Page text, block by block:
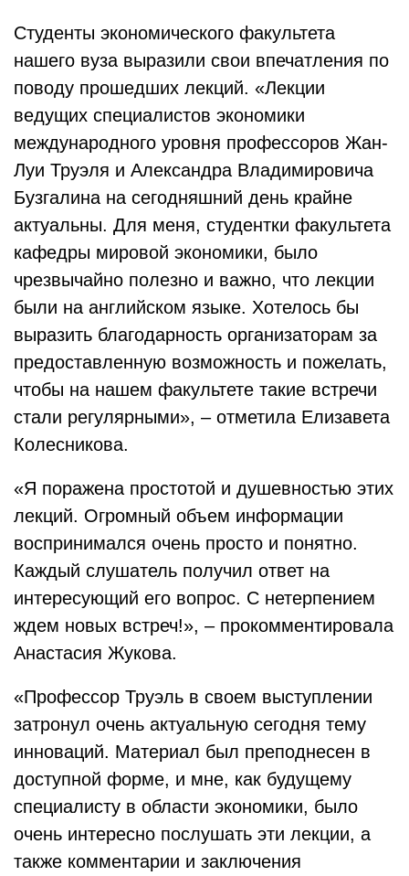
Студенты экономического факультета
нашего вуза выразили свои впечатления по
поводу прошедших лекций. «Лекции
ведущих специалистов экономики
международного уровня профессоров Жан-
Луи Труэля и Александра Владимировича
Бузгалина на сегодняшний день крайне
актуальны. Для меня, студентки факультета
кафедры мировой экономики, было
чрезвычайно полезно и важно, что лекции
были на английском языке. Хотелось бы
выразить благодарность организаторам за
предоставленную возможность и пожелать,
чтобы на нашем факультете такие встречи
стали регулярными», – отметила Елизавета
Колесникова.
«Я поражена простотой и душевностью этих
лекций. Огромный объем информации
воспринимался очень просто и понятно.
Каждый слушатель получил ответ на
интересующий его вопрос. С нетерпением
ждем новых встреч!», – прокомментировала
Анастасия Жукова.
«Профессор Труэль в своем выступлении
затронул очень актуальную сегодня тему
инноваций. Материал был преподнесен в
доступной форме, и мне, как будущему
специалисту в области экономики, было
очень интересно послушать эти лекции, а
также комментарии и заключения